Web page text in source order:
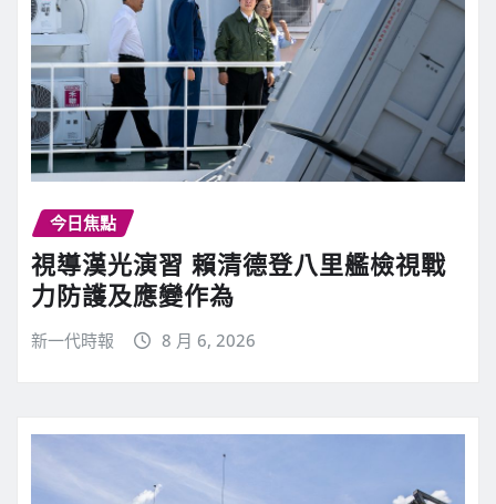
今日焦點
視導漢光演習 賴清德登八里艦檢視戰
力防護及應變作為
新一代時報 8 月 6, 2026